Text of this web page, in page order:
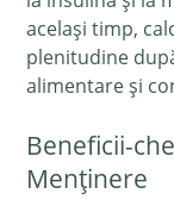
același timp,
plenitudine
alimentare și
Beneficii-
Menținere